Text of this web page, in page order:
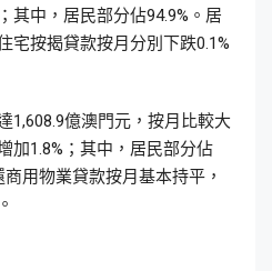
其中，居民部分佔94.9%。居
宅按揭貸款按月分別下跌0.1%
1,608.9億澳門元，按月比較大
加1.8%；其中，居民部分佔
用物業貸款按月基本持平，